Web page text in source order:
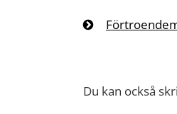
Du kan också